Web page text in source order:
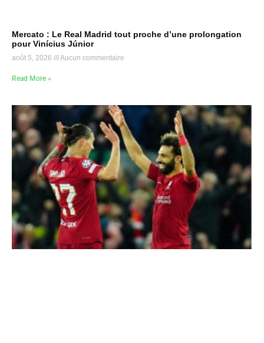
Mercato : Le Real Madrid tout proche d’une prolongation
pour Vinícius Júnior
août 5, 2026 Aucun commentaire
Read More »